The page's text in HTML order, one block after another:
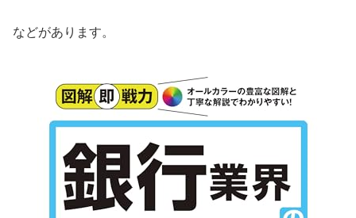
などがあります。